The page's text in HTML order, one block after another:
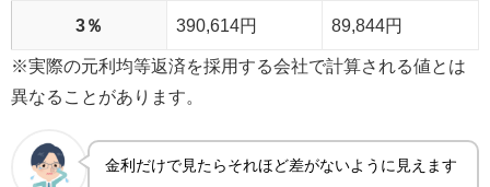
3％ 390,614円 89,844円
※実際の元利均等返済を採用する会社で計算される値とは
異なることがあります。
金利だけで見たらそれほど差がないように見えます